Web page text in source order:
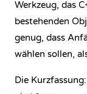
Werkzeug, das
bestehenden
genug, dass
wählen sollen,
Die